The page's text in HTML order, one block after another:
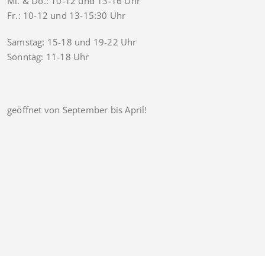
Fr.: 10-12 und 13-15:30 Uhr
Samstag: 15-18 und 19-22 Uhr
Sonntag: 11-18 Uhr
geöffnet von September bis April!